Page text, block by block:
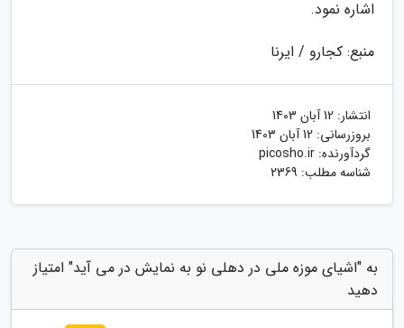
اشاره نمود.
منبع: کجارو / ایرنا
انتشار: 12 آبان 1403
بروزرسانی: 12 آبان 1403
گردآورنده: picosho.ir
شناسه مطلب: 2369
به "اشیای موزه ملی در دهلی نو به نمایش در می آید" امتیاز
دهید